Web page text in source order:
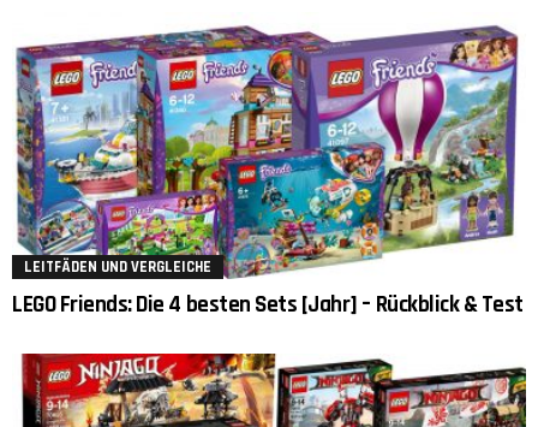
LEITFÄDEN UND VERGLEICHE
LEGO Friends: Die 4 besten Sets [Jahr] – Rückblick & Test